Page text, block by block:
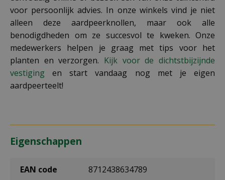
voor persoonlijk advies. In onze winkels vind je niet
alleen deze aardpeerknollen, maar ook alle
benodigdheden om ze succesvol te kweken. Onze
medewerkers helpen je graag met tips voor het
planten en verzorgen. Kijk voor de dichtstbijzijnde
vestiging en start vandaag nog met je eigen
aardpeerteelt!
Eigenschappen
EAN code 8712438634789